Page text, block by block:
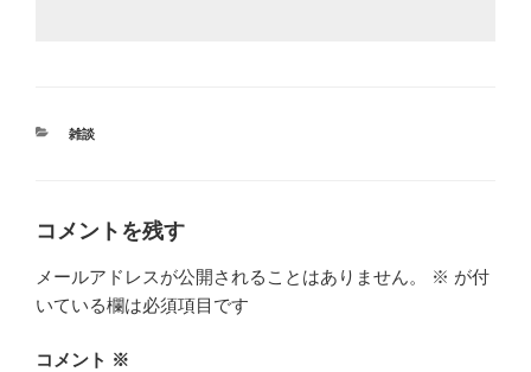
カ
雑談
コメントを残す
メールアドレスが公開されることはありません。 ※ が付
いている欄は必須項目です
コメント ※